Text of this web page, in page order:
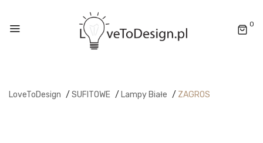
0
LoveToDesign / SUFITOWE / Lampy Białe / ZAGROS